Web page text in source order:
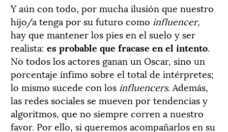
Y aún con todo, por mucha ilusión que nuestro
hijo/a tenga por su futuro como influencer,
hay que mantener los pies en el suelo y ser
realista: es probable que fracase en el intento.
No todos los actores ganan un Oscar, sino un
porcentaje ínfimo sobre el total de intérpretes;
lo mismo sucede con los influencers. Además,
las redes sociales se mueven por tendencias y
algoritmos, que no siempre corren a nuestro
favor. Por ello, si queremos acompañarlos en su